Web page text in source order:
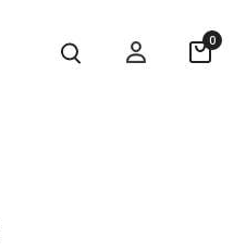
0